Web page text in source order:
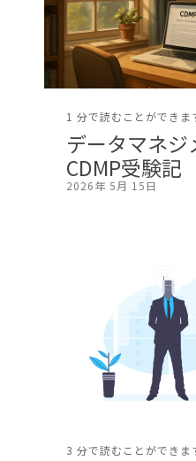
1 分で読むことができま
データマネ
CDMP受験記
2026年 5月 15日
3 分で読むことができま